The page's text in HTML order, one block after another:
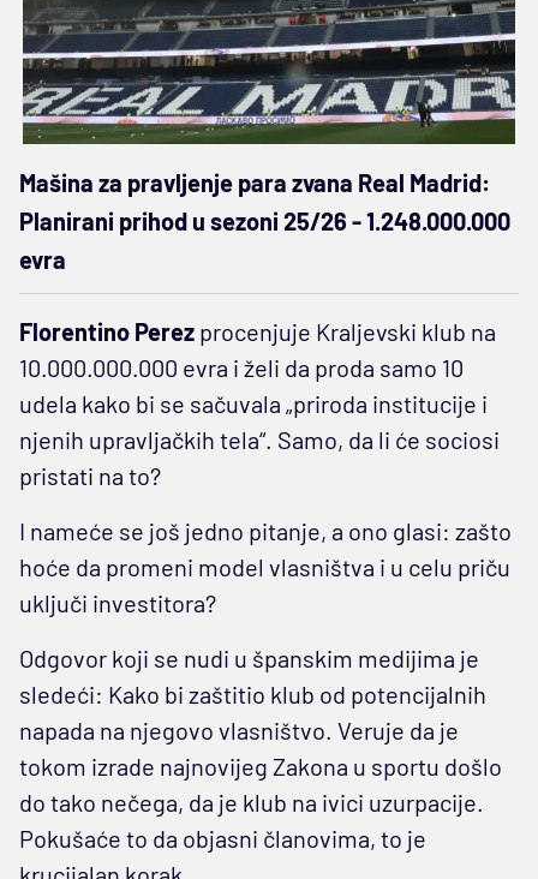
Mašina za pravljenje para zvana Real Madrid:
Planirani prihod u sezoni 25/26 - 1.248.000.000
evra
Florentino Perez procenjuje Kraljevski klub na
10.000.000.000 evra i želi da proda samo 10
udela kako bi se sačuvala „priroda institucije i
njenih upravljačkih tela“. Samo, da li će sociosi
pristati na to?
I nameće se još jedno pitanje, a ono glasi: zašto
hoće da promeni model vlasništva i u celu priču
uključi investitora?
Odgovor koji se nudi u španskim medijima je
sledeći: Kako bi zaštitio klub od potencijalnih
napada na njegovo vlasništvo. Veruje da je
tokom izrade najnovijeg Zakona u sportu došlo
do tako nečega, da je klub na ivici uzurpacije.
Pokušaće to da objasni članovima, to je